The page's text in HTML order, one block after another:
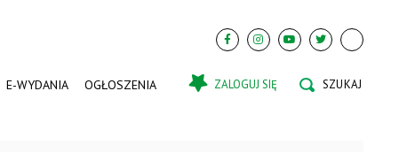
E-WYDANIA OGŁOSZENIA ZALOGUJ SIĘ